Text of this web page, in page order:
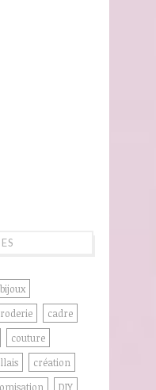
bijoux
cadre
couture
création
DIY